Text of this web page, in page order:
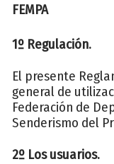
FEMPA
1º Regulación.
El presente
general de
Federación de
Senderismo del
2º Los usuarios.